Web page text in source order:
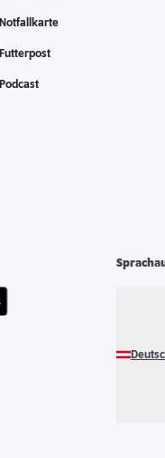
Notfallkarte
Futterpost
Podcast